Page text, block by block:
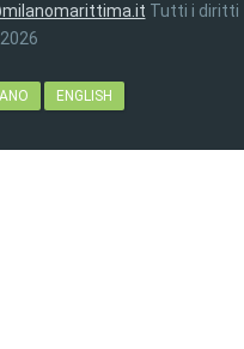
Tutti i diritti
ENGLISH